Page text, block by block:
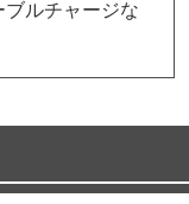
ルチャージな